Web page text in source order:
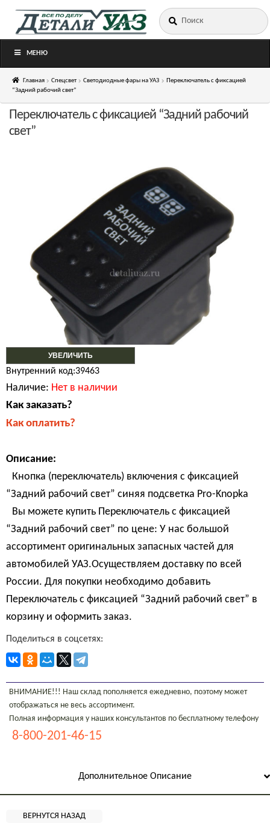
Перейти
Перейти
Искать:
МЕНЮ
Главная Спецсвет Светодиодные фары на УАЗ
Переключатель с фиксацией
“Задний рабочий свет”
УВЕЛИЧИТЬ
Переключатель с фиксацией “Задний рабочий
свет”
Внутренний код:39463
Наличие: Нет в наличии
Как заказать?
Как оплатить?
Описание:
Кнопка (переключатель) включения с фиксацией
“Задний рабочий свет” синяя подсветка Pro-Knopka
Вы можете купить Переключатель с фиксацией
“Задний рабочий свет” по цене: У нас большой
ассортимент оригинальных запасных частей для
автомобилей УАЗ.Осуществляем доставку по всей
России. Для покупки необходимо добавить
Переключатель с фиксацией “Задний рабочий свет” в
корзину и оформить заказ.
Поделиться в соцсетях:
ВНИМАНИЕ!!! Наш склад пополняется ежедневно, поэтому может
отображаться не весь ассортимент.
Полная информация у наших консультантов по бесплатному телефону
8-800-201-46-15
Дополнительное Описание